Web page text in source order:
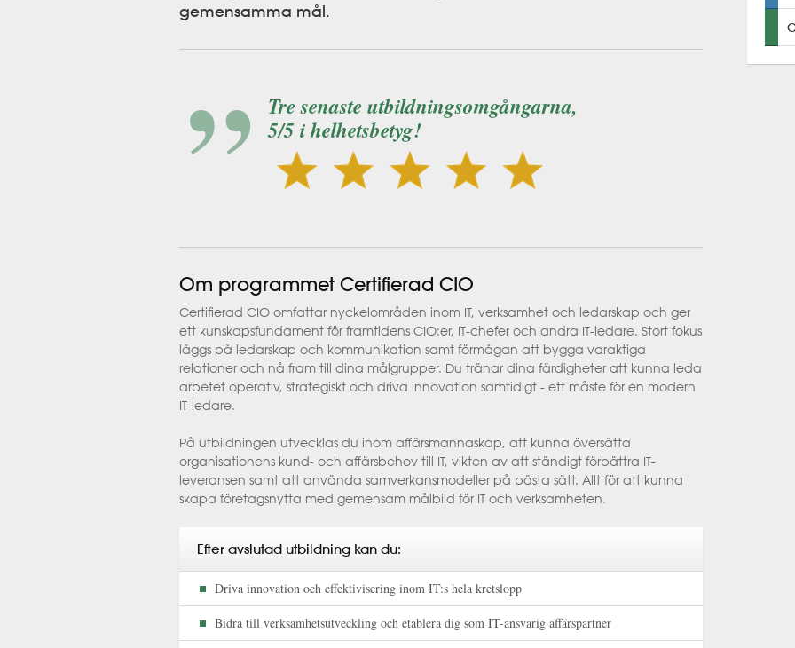
gemensamma mål.
Tre senaste utbildningsomgångarna,
5/5 i helhetsbetyg!
Om programmet Certifierad CIO
Certifierad CIO omfattar nyckelområden inom IT, verksamhet och ledarskap och ger
ett kunskapsfundament för framtidens CIO:er, IT-chefer och andra IT-ledare. Stort fokus
läggs på ledarskap och kommunikation samt förmågan att bygga varaktiga
relationer och nå fram till dina målgrupper. Du tränar dina färdigheter att kunna leda
arbetet operativ, strategiskt och driva innovation samtidigt - ett måste för en modern
IT-ledare.
På utbildningen utvecklas du inom affärsmannaskap, att kunna översätta
organisationens kund- och affärsbehov till IT, vikten av att ständigt förbättra IT-
leveransen samt att använda samverkansmodeller på bästa sätt. Allt för att kunna
skapa företagsnytta med gemensam målbild för IT och verksamheten.
Efter avslutad utbildning kan du:
Driva innovation och effektivisering inom IT:s hela kretslopp
Bidra till verksamhetsutveckling och etablera dig som IT-ansvarig affärspartner